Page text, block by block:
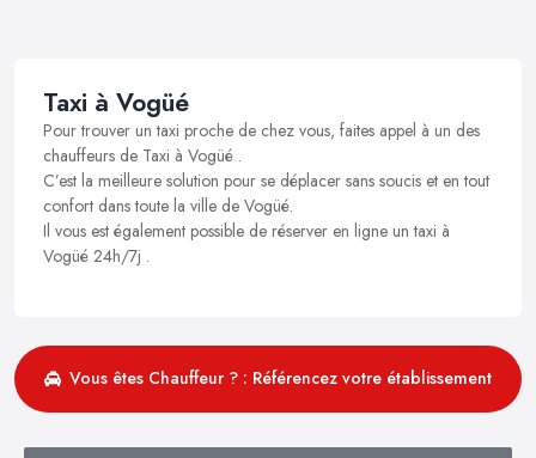
Taxi à Vogüé
Pour trouver un taxi proche de chez vous, faites appel à un des
chauffeurs de Taxi à Vogüé .
C’est la meilleure solution pour se déplacer sans soucis et en tout
confort dans toute la ville de Vogüé.
Il vous est également possible de réserver en ligne un taxi à
Vogüé 24h/7j .
Vous êtes Chauffeur ? : Référencez votre établissement